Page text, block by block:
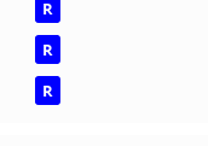
R
R
R